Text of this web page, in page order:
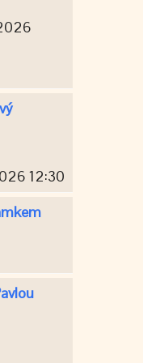
12:30